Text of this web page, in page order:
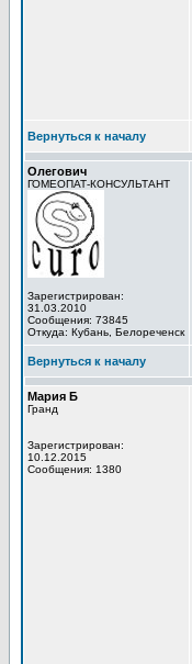
Вернуться к началу
Олегович
ГОМЕОПАТ-КОНСУЛЬТАНТ
Зарегистрирован:
31.03.2010
Сообщения: 73845
Откуда: Кубань, Белореченск
Вернуться к началу
Мария Б
Гранд
Зарегистрирован:
10.12.2015
Сообщения: 1380